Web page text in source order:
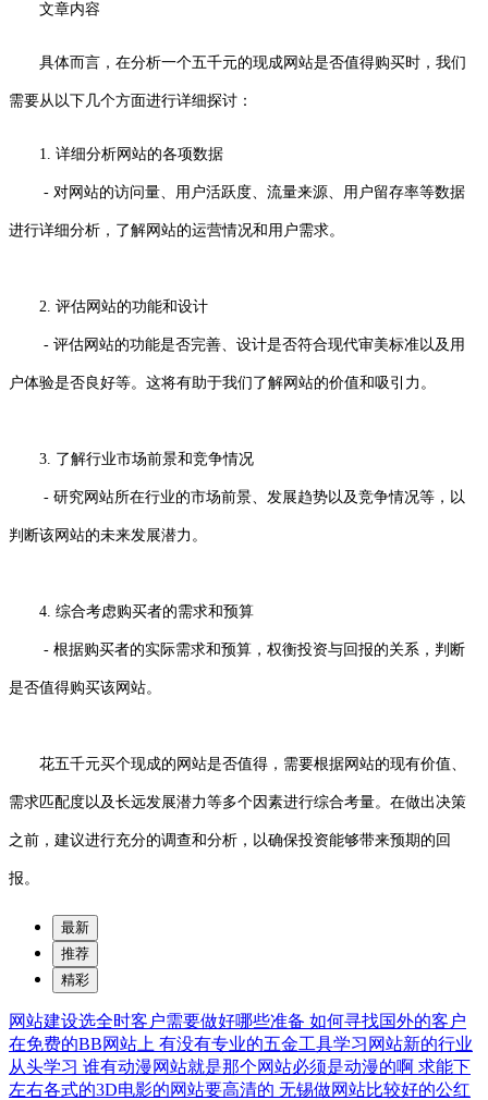
文章内容
具体而言，在分析一个五千元的现成网站是否值得购买时，我们
需要从以下几个方面进行详细探讨：
1. 详细分析网站的各项数据
- 对网站的访问量、用户活跃度、流量来源、用户留存率等数据
进行详细分析，了解网站的运营情况和用户需求。
2. 评估网站的功能和设计
- 评估网站的功能是否完善、设计是否符合现代审美标准以及用
户体验是否良好等。这将有助于我们了解网站的价值和吸引力。
3. 了解行业市场前景和竞争情况
- 研究网站所在行业的市场前景、发展趋势以及竞争情况等，以
判断该网站的未来发展潜力。
4. 综合考虑购买者的需求和预算
- 根据购买者的实际需求和预算，权衡投资与回报的关系，判断
是否值得购买该网站。
花五千元买个现成的网站是否值得，需要根据网站的现有价值、
需求匹配度以及长远发展潜力等多个因素进行综合考量。在做出决策
之前，建议进行充分的调查和分析，以确保投资能够带来预期的回
报。
最新
推荐
精彩
网站建设选全时客户需要做好哪些准备 如何寻找国外的客户
在免费的BB网站上 有没有专业的五金工具学习网站新的行业
从头学习 谁有动漫网站就是那个网站必须是动漫的啊 求能下
左右各式的3D电影的网站要高清的 无锡做网站比较好的公红